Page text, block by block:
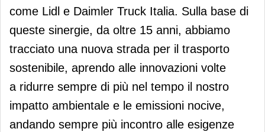
come Lidl e Daimler Truck Italia. Sulla base di
queste sinergie, da oltre 15 anni, abbiamo
tracciato una nuova strada per il trasporto
sostenibile, aprendo alle innovazioni volte
a ridurre sempre di più nel tempo il nostro
impatto ambientale e le emissioni nocive,
andando sempre più incontro alle esigenze